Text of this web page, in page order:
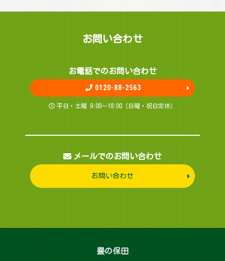
お問 い 合 わ せ
お電話でのお問 い 合 わ せ
0120-88-2563
平日・土曜 9:00～18:00（日曜・祝日定休）
メールでのお問い合わせ
お問い合わせ
畳 の 保 田